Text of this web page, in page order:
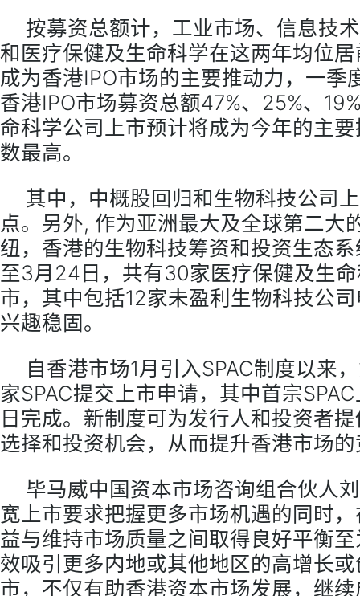
按募资总额计，工业市场、信息技
和医疗保健及生命科学在这两年均位
成为香港IPO市场的主要推动力，一季
香港IPO市场募资总额47%、25%、
命科学公司上市预计将成为今年的主
数最高。
其中，中概股回归和生物科技公司
点。另外, 作为亚洲最大及全球第二大
纽，香港的生物科技筹资和投资生态
至3月24日，共有30家医疗保健及生
市，其中包括12家未盈利生物科技公
兴趣稳固。
自香港市场1月引入SPAC制度以来
家SPAC提交上市申请，其中首宗
日完成。新制度可为发行人和投资者
选择和投资机会，从而提升香港市场
毕马威中国资本市场咨询组合伙人
宽上市要求把握更多市场机遇的同时
益与维持市场质量之间取得良好平衡
效吸引更多内地或其他地区的高增长
市，不仅有助香港资本市场发展，继